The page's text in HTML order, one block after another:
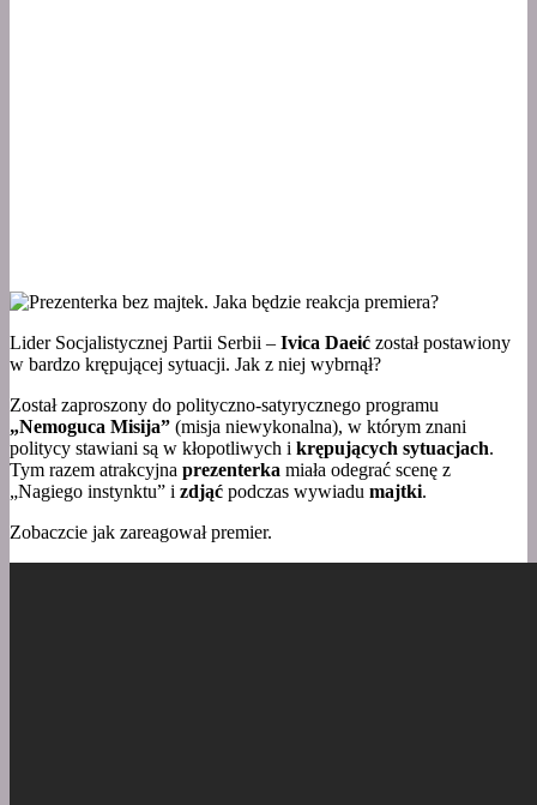
Lider Socjalistycznej Partii Serbii – Ivica Daeić został postawiony
w bardzo krępującej sytuacji. Jak z niej wybrnął?
Został zaproszony do polityczno-satyrycznego programu
„Nemoguca Misija” (misja niewykonalna), w którym znani
politycy stawiani są w kłopotliwych i krępujących sytuacjach.
Tym razem atrakcyjna prezenterka miała odegrać scenę z
„Nagiego instynktu” i zdjąć podczas wywiadu majtki.
Zobaczcie jak zareagował premier.